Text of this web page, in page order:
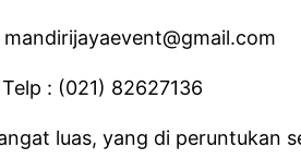
mandirijayaevent@gmail.com
Telp : (021) 82627136
luas, yang di peruntukan